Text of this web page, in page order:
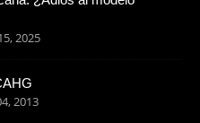
2025
2013